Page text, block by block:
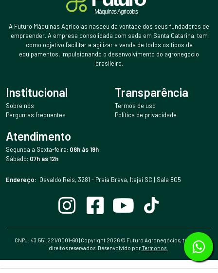
A Futuro Máquinas Agrícolas nasceu da vontade dos seus fundadores de
empreender. A empresa consolidada com sede em Santa Catarina, tem
como objetivo facilitar e agilizar a venda de todos os tipos de
equipamentos, impulsionando o desenvolvimento do agronegócio
brasileiro.
Institucional
Sobre nós
Perguntas frequentes
Transparência
Termos de uso
Política de privacidade
Atendimento
Segunda a Sexta-feira: 08h às 19h
Sábado: 07h às 12h
Endereço: Osvaldo Reis, 3281 - Praia Brava, Itajaí SC | Sala 805
CNPJ: 43.551.221/0001-60 | Copyright 2026© Futuro Agronegócios, todos os
direitos reservados. Desenvolvido por Termonos.